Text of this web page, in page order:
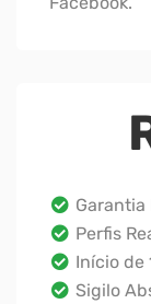
Garantia
Perfis
Início de
Sigilo